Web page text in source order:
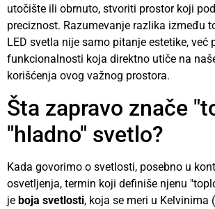
utočište ili obrnuto, stvoriti prostor koji
preciznost. Razumevanje razlika između
LED svetla nije samo pitanje estetike, već
funkcionalnosti koja direktno utiče na
korišćenja ovog važnog prostora.
Šta zapravo znače
"hladno" svetlo?
Kada govorimo o svetlosti, posebno u
osvetljenja, termin koji definiše njenu
je boja svetlosti, koja se meri u Kelvinima